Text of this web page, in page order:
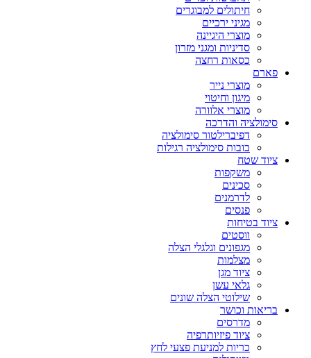
חיתולים למבוגרים
מגיני ירכיים
מוצרי היגיינה
סדיניות ומגני מזרון
כסאות רחצה
פארם
מוצרי נייר
מיגון וחיטוי
מוצרי אלוורה
סימולציה והדרכה
דפיברילטור סימולציה
בובות סימולציה רגילות
ציוד שטח
משקפות
סכינים
לדרמנים
פנסים
ציוד בטיחות
ווסטים
מגפונים וגלגלי הצלה
מצלמות
ציוד מגן
גלאי עשן
שילוטי הצלה שונים
בריאות וכושר
מדרסים
ציוד פיזיותרפיה
כריות למניעת פצעי לחץ